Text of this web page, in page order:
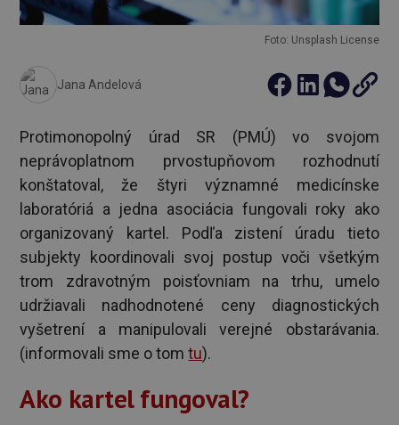
Foto: Unsplash License
Jana Andelová
Protimonopolný úrad SR (PMÚ) vo svojom
neprávoplatnom prvostupňovom rozhodnutí
konštatoval, že štyri významné medicínske
laboratóriá a jedna asociácia fungovali roky ako
organizovaný kartel. Podľa zistení úradu tieto
subjekty koordinovali svoj postup voči všetkým
trom zdravotným poisťovniam na trhu, umelo
udržiavali nadhodnotené ceny diagnostických
vyšetrení a manipulovali verejné obstarávania.
(informovali sme o tomtu).
Ako kartel fungoval?